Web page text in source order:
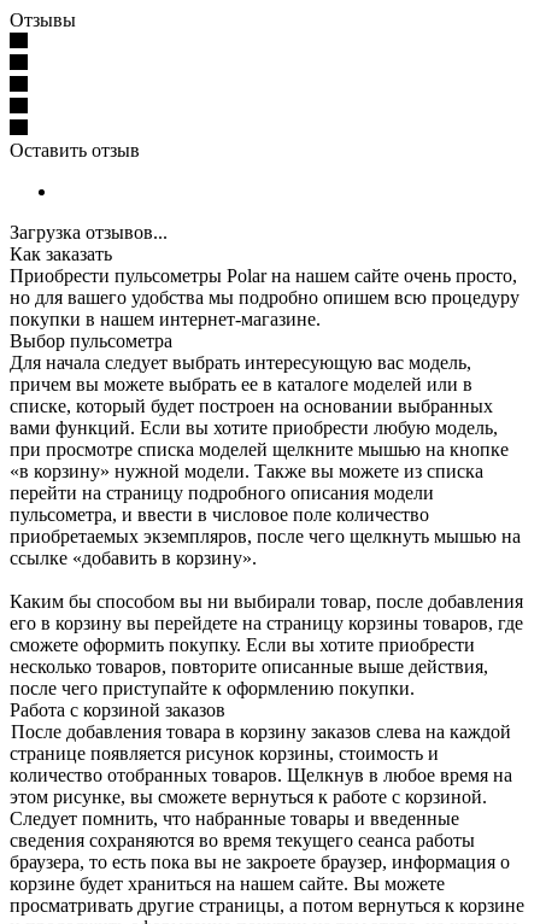
Отзывы
Оставить отзыв
Загрузка отзывов...
Как заказать
Приобрести пульсометры Polar на нашем сайте очень просто,
но для вашего удобства мы подробно опишем всю процедуру
покупки в нашем интернет-магазине.
Выбор пульсометра
Для начала следует выбрать интересующую вас модель,
причем вы можете выбрать ее в каталоге моделей или в
списке, который будет построен на основании выбранных
вами функций. Если вы хотите приобрести любую модель,
при просмотре списка моделей щелкните мышью на кнопке
«в корзину» нужной модели. Также вы можете из списка
перейти на страницу подробного описания модели
пульсометра, и ввести в числовое поле количество
приобретаемых экземпляров, после чего щелкнуть мышью на
ссылке «добавить в корзину».
Каким бы способом вы ни выбирали товар, после добавления
его в корзину вы перейдете на страницу корзины товаров, где
сможете оформить покупку. Если вы хотите приобрести
несколько товаров, повторите описанные выше действия,
после чего приступайте к оформлению покупки.
Работа с корзиной заказов
После добавления товара в корзину заказов слева на каждой
странице появляется рисунок корзины, стоимость и
количество отобранных товаров. Щелкнув в любое время на
этом рисунке, вы сможете вернуться к работе с корзиной.
Следует помнить, что набранные товары и введенные
сведения сохраняются во время текущего сеанса работы
браузера, то есть пока вы не закроете браузер, информация о
корзине будет храниться на нашем сайте. Вы можете
просматривать другие страницы, а потом вернуться к корзине